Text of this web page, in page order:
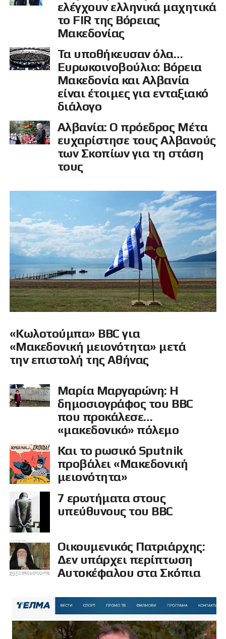
ελέγχουν ελληνικά μαχητικά
το FIR της Βόρειας
Μακεδονίας
Τα υποθήκευσαν όλα…
Ευρωκοινοβούλιο: Βόρεια
Μακεδονία και Αλβανία
είναι έτοιμες για ενταξιακό
διάλογο
Αλβανία: Ο πρόεδρος Μέτα
ευχαρίστησε τους Αλβανούς
των Σκοπίων για τη στάση
τους
«Κωλοτούμπα» ΒΒC για
«Μακεδονική μειονότητα» μετά
την επιστολή της Αθήνας
Μαρία Μαργαρώνη: Η
δημοσιογράφος του BBC
που προκάλεσε…
«μακεδονικό» πόλεμο
Και το ρωσικό Sputnik
προβάλει «Μακεδονική
μειονότητα»
7 ερωτήματα στους
υπεύθυνους του BBC
Οικουμενικός Πατριάρχης:
Δεν υπάρχει περίπτωση
Αυτοκέφαλου στα Σκόπια